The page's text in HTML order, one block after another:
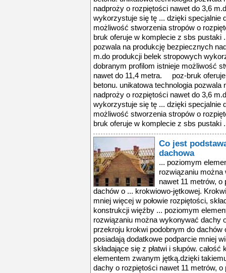
nadproży o rozpiętości nawet do 3,6
wykorzystuje się tę ... dzięki specjalnie
możliwość stworzenia stropów o
bruk oferuje w komplecie z sbs pustaki
pozwala na produkcję bezpiecznych
m.do produkcji belek stropowych
dobranym profilom istnieje możliwość
nawet do 11,4 metra. poz-bruk
betonu. unikatowa technologia
nadproży o rozpiętości nawet do 3,6
wykorzystuje się tę ... dzięki specjalnie
możliwość stworzenia stropów o
bruk oferuje w komplecie z sbs pustaki
Co jest
dachowa
... poziomym
rozwiązaniu
nawet 11 metrów,
dachów o ... krokwiowo-jętkowej.
mniej więcej w połowie rozpiętości,
konstrukcji więźby ... poziomym
rozwiązaniu można wykonywać dachy
przekroju krokwi podobnym do
posiadają dodatkowe podparcie mniej
składające się z płatwi i słupów.
elementem zwanym jętką.dzięki
dachy o rozpiętości nawet 11 metrów,